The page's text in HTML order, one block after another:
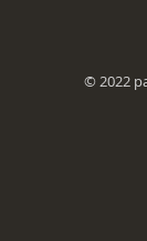
© 2022